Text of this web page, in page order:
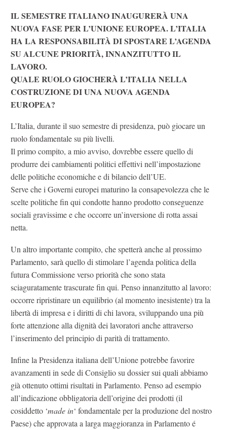
IL SEMESTRE ITALIANO INAUGURERÀ UNA
NUOVA FASE PER L’UNIONE EUROPEA. L’ITALIA
HA LA RESPONSABILITÀ DI SPOSTARE L’AGENDA
SU ALCUNE PRIORITÀ, INNANZITUTTO IL
LAVORO.
QUALE RUOLO GIOCHERÀ L’ITALIA NELLA
COSTRUZIONE DI UNA NUOVA AGENDA
EUROPEA?
L’Italia, durante il suo semestre di presidenza, può giocare un
ruolo fondamentale su più livelli.
Il primo compito, a mio avviso, dovrebbe essere quello di
produrre dei cambiamenti politici effettivi nell’impostazione
delle politiche economiche e di bilancio dell’UE.
Serve che i Governi europei maturino la consapevolezza che le
scelte politiche fin qui condotte hanno prodotto conseguenze
sociali gravissime e che occorre un’inversione di rotta assai
netta.
Un altro importante compito, che spetterà anche al prossimo
Parlamento, sarà quello di stimolare l’agenda politica della
futura Commissione verso priorità che sono stata
sciaguratamente trascurate fin qui. Penso innanzitutto al lavoro:
occorre ripristinare un equilibrio (al momento inesistente) tra la
libertà di impresa e i diritti di chi lavora, sviluppando una più
forte attenzione alla dignità dei lavoratori anche attraverso
l’inserimento del principio di parità di trattamento.
Infine la Presidenza italiana dell’Unione potrebbe favorire
avanzamenti in sede di Consiglio su dossier sui quali abbiamo
già ottenuto ottimi risultati in Parlamento. Penso ad esempio
all’indicazione obbligatoria dell’origine dei prodotti (il
cosiddetto ‘made in‘ fondamentale per la produzione del nostro
Paese) che approvata a larga maggioranza in Parlamento é